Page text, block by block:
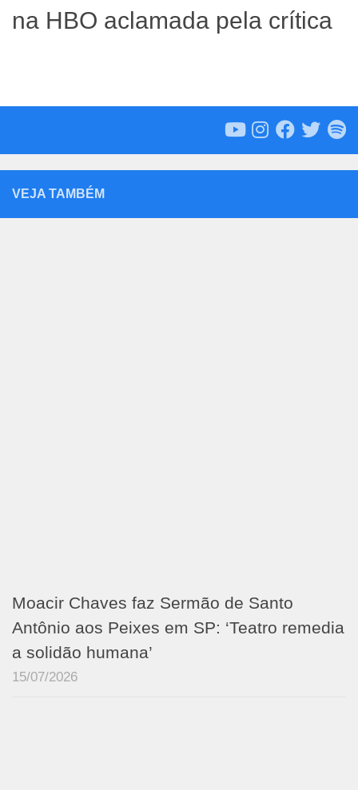
na HBO aclamada pela crítica
VEJA TAMBÉM
Moacir Chaves faz Sermão de Santo
Antônio aos Peixes em SP: ‘Teatro remedia
a solidão humana’
15/07/2026